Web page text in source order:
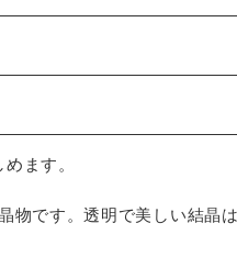
ます。
物です。透明で美しい結晶